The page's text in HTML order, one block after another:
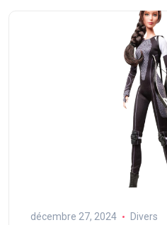
décembre 27, 2024 Divers